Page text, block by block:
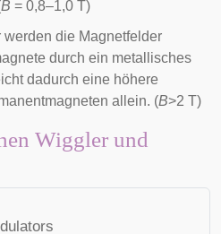
B = 0,8–1,0 T)
die Magnetfelder
durch ein metallisches
dadurch eine höhere
allein. (B>2 T)
Wiggler und